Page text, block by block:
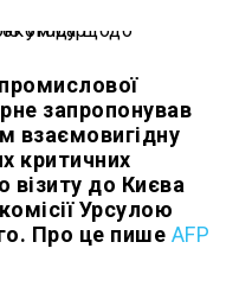
запропонував
взаємовигідну
критичних
візиту до Києва
Урсулою
Про це пише AFP